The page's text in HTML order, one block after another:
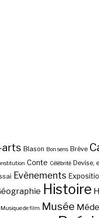
arts Blason Bon sens Brève
Conte Célébrité Devise,
Evènements
Histoire
Musique de film Musée